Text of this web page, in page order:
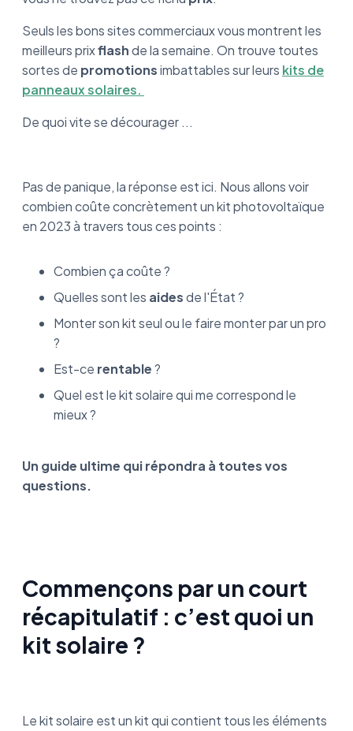
Seuls les bons sites commerciaux vous montrent les
meilleurs prixflashde la semaine. On trouve toutes
sortes de promotionsimbattables sur leurs kits de
panneaux solaires.
De quoi vite se décourager ...
Pas de panique, la réponse est ici. Nous allons voir
combien coûte concrètement un kit photovoltaïque
en 2023 à travers tous ces points :
Combien ça coûte ?
Quelles sont les aidesde l'État ?
Monter son kit seul ou le faire monter par un pro
?
Est-ce rentable?
Quel est le kit solaire qui me correspond le
mieux ?
Un guide ultime qui répondra à toutes vos
questions.
Commençons par un court
récapitulatif : c’est quoi un
kit solaire ?
Le kit solaire est un kit qui contient tous les éléments
Prix du kit posé par un pro VS prix d’un kit à
poser soi-même :
En bref : Ce qu’il faut retenir du prix des kits
solaires ?